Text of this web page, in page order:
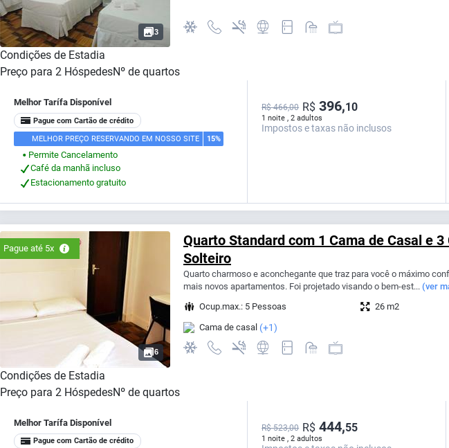
3
Condições de Estadia
Preço para 2 HóspedesNº de quartos
Melhor Tarífa Disponível
Pague com Cartão de crédito
MELHOR PREÇO RESERVANDO EM NOSSO SITE 15%
⬤
Permite Cancelamento
Café da manhã incluso
Estacionamento gratuito
1 noite , 2 adultos
R$ 466,00 R$ 396,10
Impostos e taxas não inclusos
Pague até 5x
6
Quarto Standard com 1 Cama de Casal e 3
Solteiro
Quarto charmoso e aconchegante que traz para você o máximo
mais novos apartamentos. Foi projetado visando o bem-est... (ver
Ocup.max.: 5 Pessoas
26 m2
Cama de casal (+1)
Condições de Estadia
Preço para 2 HóspedesNº de quartos
Melhor Tarífa Disponível
Pague com Cartão de crédito 1 noite , 2 adultos
R$ 523,00 R$ 444,55